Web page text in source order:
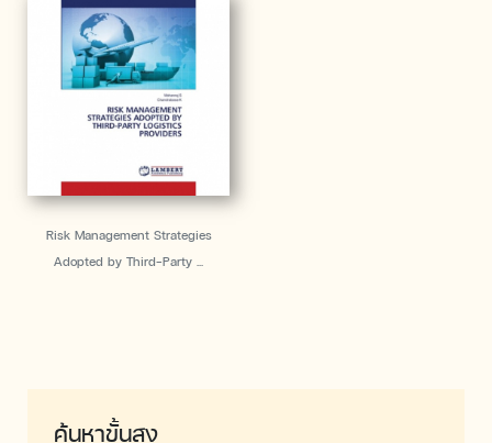
Risk Management Strategies
Adopted by Third-Party ...
ค้นหาขั้นสูง